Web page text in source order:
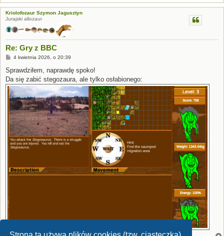
Kriolofozaur Szymon Jagusztyn
Jurajski allozaur
Re: Gry z BBC
P
s
4 kwietnia 2026, o 20:39
Sprawdziłem, naprawdę spoko!
Da się zabić stegozaura, ale tylko osłabionego: